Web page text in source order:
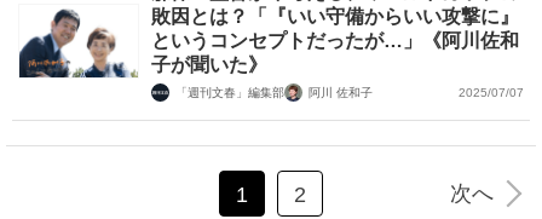
敗因とは？「『いい守備からいい攻撃に』
というコンセプトだったが…」《阿川佐和
子が聞いた》
「週刊文春」編集部 阿川 佐和子 2025/07/07
1 2 次へ